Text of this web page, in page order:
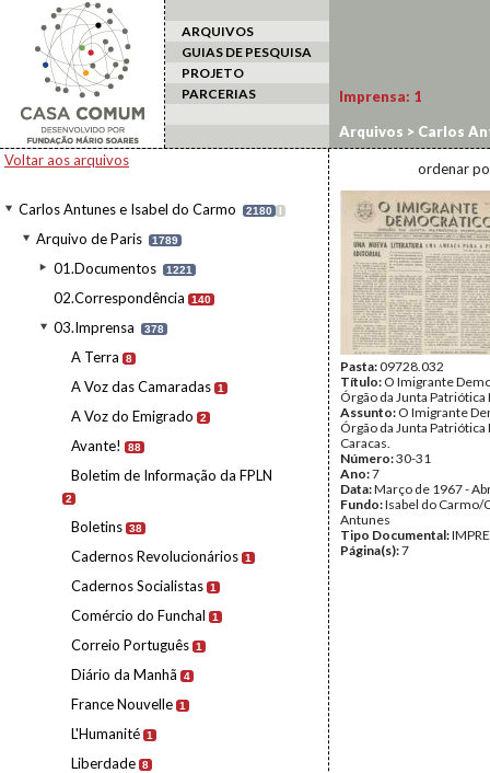
ARQUIVOS
GUIAS DE PESQUISA
PROJETO
PARCERIAS
Voltar aos arquivos
Carlos Antunes e Isabel do Carmo 2180 I
Arquivo de Paris 1789
01.Documentos 1221
02.Correspondência 140
03.Imprensa 378
A Terra 8
A Voz das Camaradas 1
A Voz do Emigrado 2
Avante! 88
Boletim de Informação da FPLN
2
Boletins 38
Cadernos Revolucionários 1
Cadernos Socialistas 1
Comércio do Funchal 1
Correio Português 1
Diário da Manhã 4
France Nouvelle 1
L'Humanité 1
Liberdade 8
Imprensa: 1
Arquivos > Carlos
ordenar
Pasta:09728.032
Título: O Imigrante
Órgão da Junta
Assunto: O Imigrante
Órgão da Junta
Caracas.
Número:30-31
Ano:7
Data:Março de 1967 -
Fundo:Isabel do Carmo/
Antunes
Tipo Documental:
Página(s):7